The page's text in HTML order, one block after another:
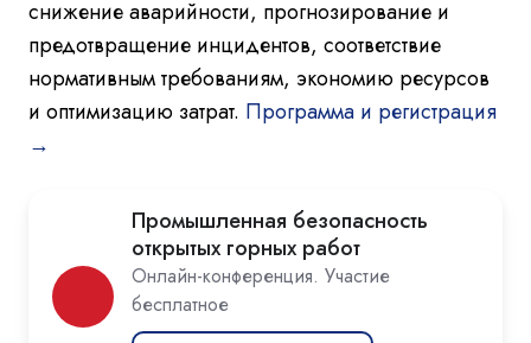
снижение аварийности, прогнозирование и
предотвращение инцидентов, соответствие
нормативным требованиям, экономию ресурсов
и оптимизацию затрат. Программа и регистрация
→
Промышленная безопасность
открытых горных работ
Онлайн-конференция. Участие
бесплатное